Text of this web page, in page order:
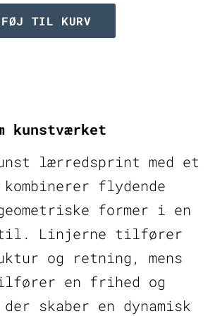
TIL KURV
kunstværket
lærredsprint med et
flydende
former i en
Linjerne tilfører
og retning, mens
en frihed og
skaber en dynamisk